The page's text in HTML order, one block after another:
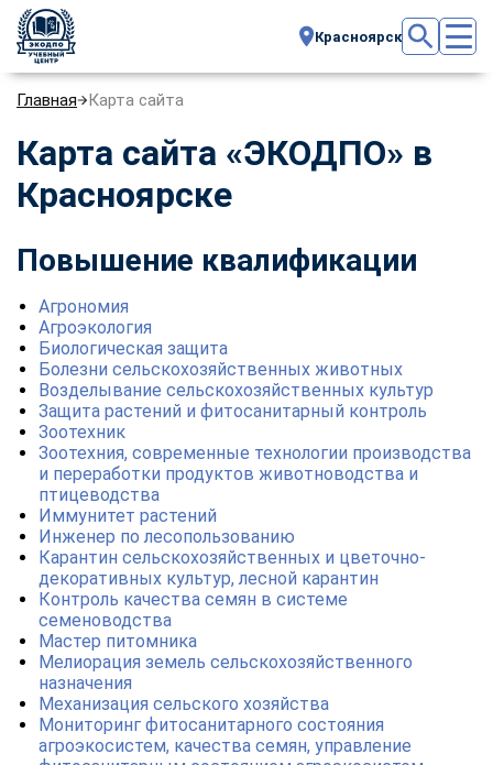
Красноярск
Главная Карта сайта
Карта сайта «ЭКОДПО» в
Красноярске
Повышение квалификации
Агрономия
Агроэкология
Биологическая защита
Болезни сельскохозяйственных животных
Возделывание сельскохозяйственных культур
Защита растений и фитосанитарный контроль
Зоотехник
Зоотехния, современные технологии производства
и переработки продуктов животноводства и
птицеводства
Иммунитет растений
Инженер по лесопользованию
Карантин сельскохозяйственных и цветочно-
декоративных культур, лесной карантин
Контроль качества семян в системе
семеноводства
Мастер питомника
Мелиорация земель сельскохозяйственного
назначения
Механизация сельского хозяйства
Мониторинг фитосанитарного состояния
агроэкосистем, качества семян, управление